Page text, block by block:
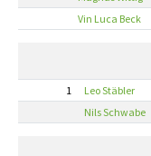
Vin Luca Beck
1 Leo Stäbler
Nils Schwabe